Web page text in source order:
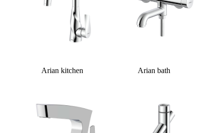
Arian bath
Arian kitchen